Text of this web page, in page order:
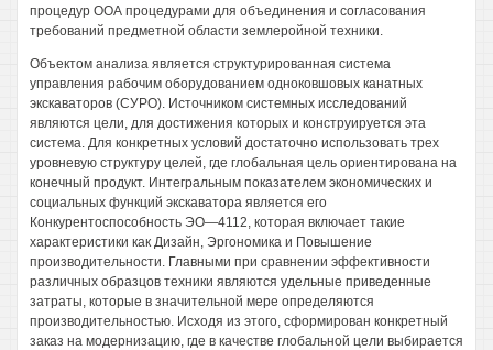
процедур ООА процедурами для объединения и согласования
требований предметной области землеройной техники.
Объектом анализа является структурированная система
управления рабочим оборудованием одноковшовых канатных
экскаваторов (СУРО). Источником системных исследований
являются цели, для достижения которых и конструируется эта
система. Для конкретных условий достаточно использовать трех
уровневую структуру целей, где глобальная цель ориентирована на
конечный продукт. Интегральным показателем экономических и
социальных функций экскаватора является его
Конкурентоспособность ЭО—4112, которая включает такие
характеристики как Дизайн, Эргономика и Повышение
производительности. Главными при сравнении эффективности
различных образцов техники являются удельные приведенные
затраты, которые в значительной мере определяются
производительностью. Исходя из этого, сформирован конкретный
заказ на модернизацию, где в качестве глобальной цели выбирается